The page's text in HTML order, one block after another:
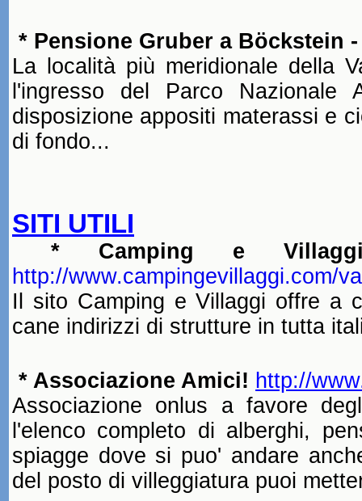
* Pensione Gruber a Böckstein
La località più meridionale della
l'ingresso del Parco
disposizione appositi materassi e
di fondo...
SITI UTILI
* Camping e
http://www.campingevillaggi.com/
Il sito Camping e Villaggi offre a
cane indirizzi di strutture in tutta
* Associazione Amici! http://
Associazione onlus a favore
l'elenco completo di alberghi,
spiagge dove si puo' andare
del posto di villeggiatura puoi